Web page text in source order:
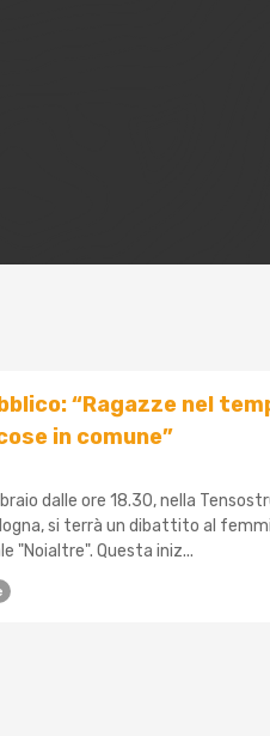
“Ragazze nel
in comune”
dalle ore 18.30, nella
si terrà un dibattito al
"Noialtre". Questa iniz...